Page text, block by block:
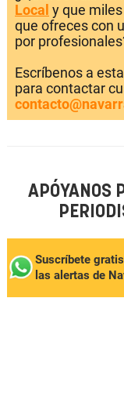
Local y que
que ofreces con
por
Escríbenos a
para contactar
APÓYANOS
Suscríbete
las alertas de